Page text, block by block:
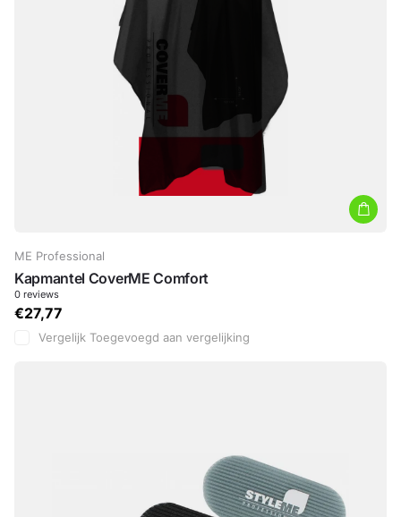
ME Professional
Kapmantel CoverME Comfort
0 reviews
€27,77
Vergelijk Toegevoegd aan vergelijking